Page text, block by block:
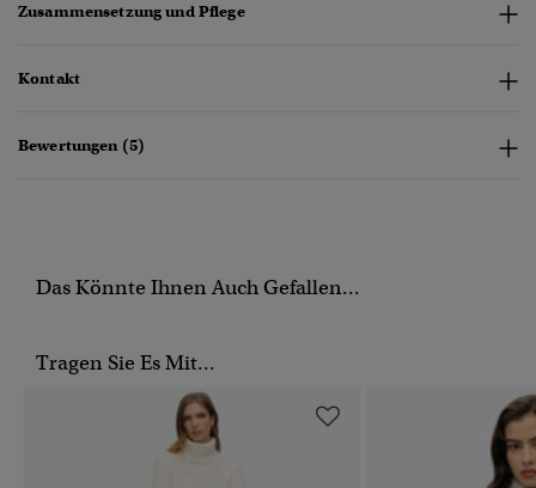
Zusammensetzung und Pflege
Kontakt
Bewertungen (5)
Das Könnte Ihnen Auch Gefallen...
Tragen Sie Es Mit...